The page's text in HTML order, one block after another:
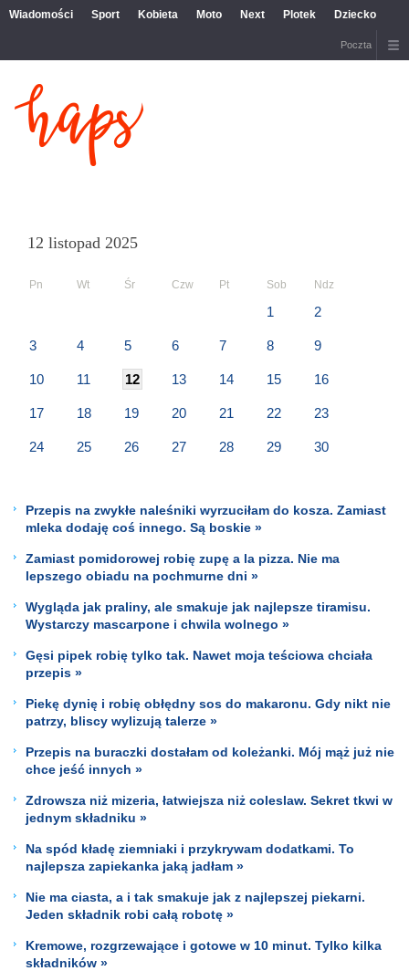
Wiadomości Sport Kobieta Moto Next Plotek Dziecko
Poczta
12 listopad 2025
Pn Wt Śr Czw Pt Sob Ndz
1 2
3 4 5 6 7 8 9
10 11 12 13 14 15 16
17 18 19 20 21 22 23
24 25 26 27 28 29 30
Przepis na zwykłe naleśniki wyrzuciłam do kosza. Zamiast
mleka dodaję coś innego. Są boskie »
Zamiast pomidorowej robię zupę a la pizza. Nie ma
lepszego obiadu na pochmurne dni »
Wygląda jak praliny, ale smakuje jak najlepsze tiramisu.
Wystarczy mascarpone i chwila wolnego »
Gęsi pipek robię tylko tak. Nawet moja teściowa chciała
przepis »
Piekę dynię i robię obłędny sos do makaronu. Gdy nikt nie
patrzy, bliscy wylizują talerze »
Przepis na buraczki dostałam od koleżanki. Mój mąż już nie
chce jeść innych »
Zdrowsza niż mizeria, łatwiejsza niż coleslaw. Sekret tkwi w
jednym składniku »
Na spód kładę ziemniaki i przykrywam dodatkami. To
najlepsza zapiekanka jaką jadłam »
Nie ma ciasta, a i tak smakuje jak z najlepszej piekarni.
Jeden składnik robi całą robotę »
Kremowe, rozgrzewające i gotowe w 10 minut. Tylko kilka
składników »